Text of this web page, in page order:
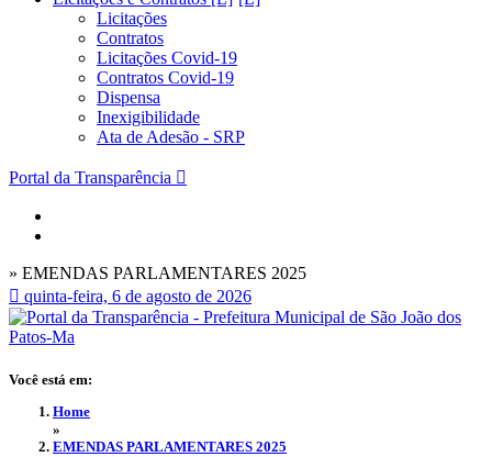
Licitações
Contratos
Licitações Covid-19
Contratos Covid-19
Dispensa
Inexigibilidade
Ata de Adesão - SRP
Portal da Transparência
» EMENDAS PARLAMENTARES 2025
quinta-feira, 6 de agosto de 2026
Você está em:
Home
»
EMENDAS PARLAMENTARES 2025